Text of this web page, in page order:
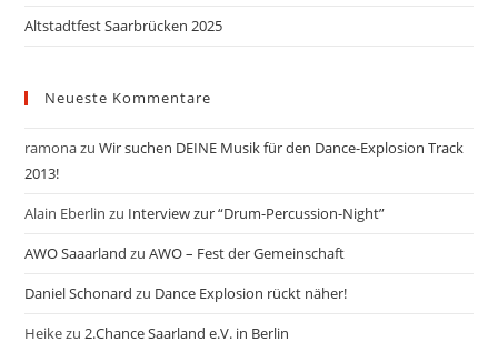
Altstadtfest Saarbrücken 2025
Neueste Kommentare
ramonazuWir suchen DEINE Musik für den Dance-Explosion Track
2013!
Alain Eberlin zu Interview zur “Drum-Percussion-Night”
AWO Saaarland zuAWO – Fest der Gemeinschaft
Daniel Schonard zu Dance Explosion rückt näher!
Heikezu2.Chance Saarland e.V. in Berlin